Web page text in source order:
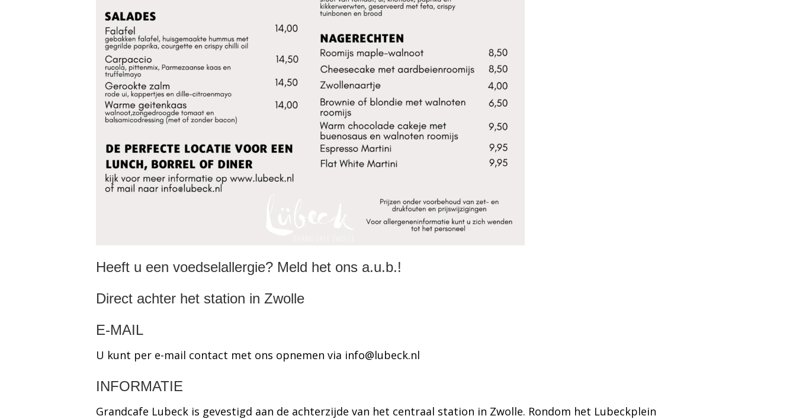
Heeft u een voedselallergie? Meld het ons a.u.b.!
Direct achter het station in Zwolle
E-MAIL
U kunt per e-mail contact met ons opnemen via info@lubeck.nl
INFORMATIE
Grandcafe Lubeck is gevestigd aan de achterzijde van het centraal station in Zwolle. Rondom het Lubeckplein